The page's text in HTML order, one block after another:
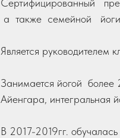
Сертифицированный
а также семейной йоги.
Является руководителем
Занимается йогой более
Айенгара, интегральная
В 2017-2019гг.